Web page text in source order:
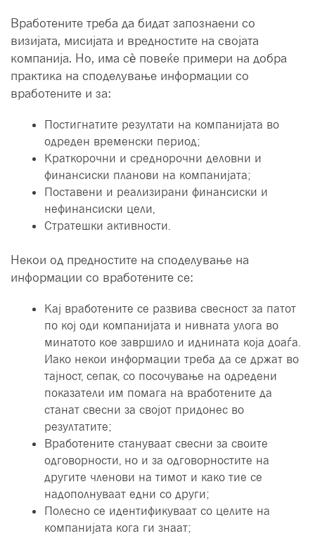
Вработените треба да бидат запознаени со
визијата, мисијата и вредностите на својата
компанија. Но, има сѐ повеќе примери на добра
практика на споделување информации со
вработените и за:
Постигнатите резултати на компанијата во
одреден временски период;
Краткорочни и среднорочни деловни и
финансиски планови на компанијата;
Поставени и реализирани финансиски и
нефинансиски цели,
Стратешки активности.
Некои од предностите на споделување на
информации со вработените се:
Кај вработените се развива свесност за патот
по кој оди компанијата и нивната улога во
минатото кое завршило и иднината која доаѓа.
Иако некои информации треба да се држат во
тајност, сепак, со посочување на одредени
показатели им помага на вработените да
станат свесни за својот придонес во
резултатите;
Вработените стануваат свесни за своите
одговорности, но и за одговорностите на
другите членови на тимот и како тие се
надополнуваат едни со други;
Полесно се идентификуваат со целите на
компанијата кога ги знаат;